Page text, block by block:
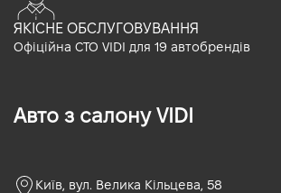
ЯКІСНЕ ОБСЛУГОВУВАННЯ
Офіційна СТО VIDI для 19 автобрендів
Авто з салону VIDI
Київ, вул. Велика Кільцева, 58